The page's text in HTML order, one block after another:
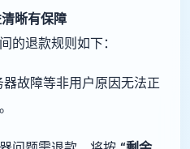
晰有保障
的退款规则如下：
器故障等非用户原因无法正
。